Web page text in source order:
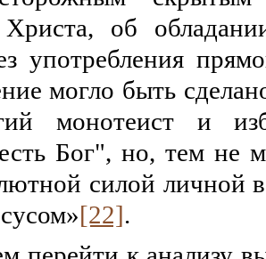
Христа, об
употреб­ления
могло быть
монотеист и
Бог", но, тем не
силой личной
[22].